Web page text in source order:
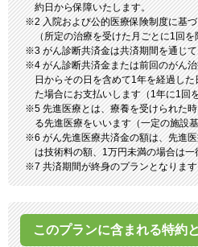
約日から保障いたします。
2 入院および公的医療保険制度に基
（所定の治療を受けた月ごとに1回を
3 がん診断共済金は共済期間を通じ
4 がん診断共済金または前回のがん
日からその日を含めて1年を経過し
た場合にお支払いします（1年に1回
5 先進医療とは、療養を受けられた
る先進医療をいいます（一定の施設
6 がん先進医療共済金の額は、先進
は技術料の額、1万円未満の場合は
7 共済期間が終身のプランとなりま
このプランに含まれる特約